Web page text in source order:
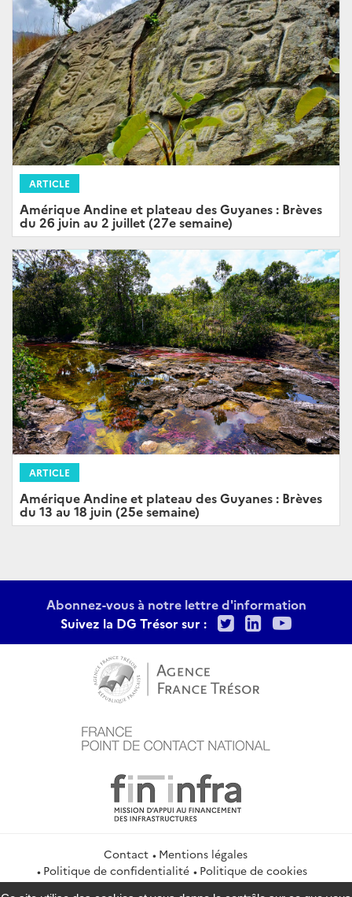
ARTICLE
Amérique Andine et plateau des Guyanes : Brèves
du 26 juin au 2 juillet (27e semaine)
ARTICLE
Amérique Andine et plateau des Guyanes : Brèves
du 13 au 18 juin (25e semaine)
Abonnez-vous à notre lettre d'information
Suivez la DG Trésor sur :
TwitterLinkedIn
Contact
Mentions légales
Politique de confidentialité
Politique de cookies
Gestion des cookies
Flux RSS